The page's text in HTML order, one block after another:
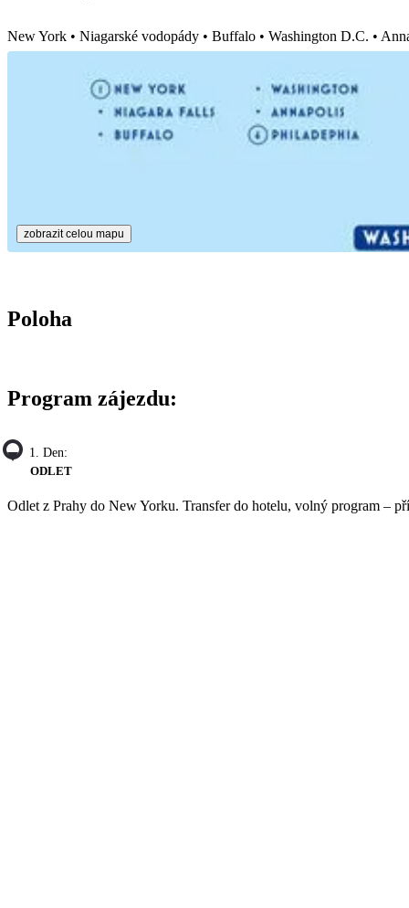
New York • Niagarské vodopády • Buffalo • Washington D.C. •
zobrazit celou mapu
Poloha
Program zájezdu:
1. Den:
ODLET
Odlet z Prahy do New Yorku. Transfer do hotelu, volný program –